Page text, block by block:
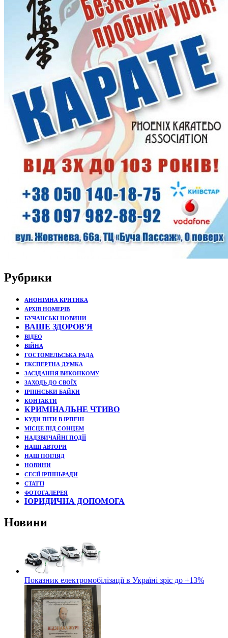
Рубрики
АНОНІМНА КРИТИКА
АРХІВ НОМЕРІВ
БУЧАНСЬКІ НОВИНИ
ВАШЕ ЗДОРОВ'Я
ВІДЕО
ВІЙНА
ГОСТОМЕЛЬСЬКА РАДА
ЕКСПЕРТНА ДУМКА
ЗАСІДАННЯ ВИКОНКОМУ
ЗАХОДЬ ДО СВОЇХ
ІРПІНСЬКИ БАЙКИ
КОНТАКТИ
КРИМІНАЛЬНЕ ЧТИВО
КУДИ ПІТИ В ІРПЕНІ
МІСЦЕ ПІД СОНЦЕМ
НАДЗВИЧАЙНІ ПОДЇЇ
НАШІ АВТОРИ
НАШ ПОГЛЯД
НОВИНИ
СЕСІЇ ІРПІНЬРАДИ
СТАТТІ
ФОТОГАЛЕРЕЯ
ЮРИДИЧНА ДОПОМОГА
Новини
Показник електромобілізації в Україні зріс до +13%